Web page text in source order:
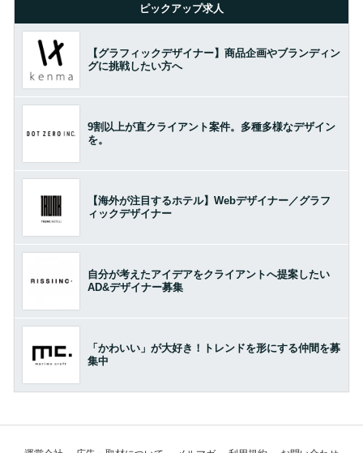
ピックアップ求人
【グラフィックデザイナー】商品企画やブランディン
グに挑戦したい方へ
9割以上が直クライアント案件。多種多様なデザイン
を。
【海外が注目するホテル】Webデザイナー／グラフ
ィックデザイナー
自分が考えたアイデアをクライアントへ提案したい
AD&デザイナー募集
「かわいい」が大好き！トレンドを形にする仲間を募
集中